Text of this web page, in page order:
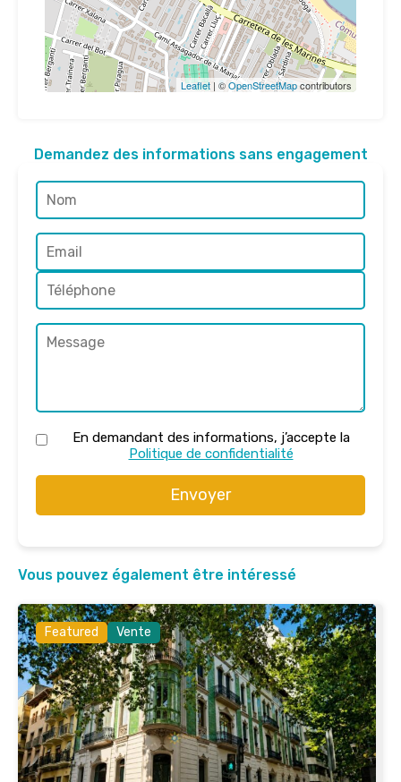
Leaflet | ©OpenStreetMapcontributors
Demandez des informations sans engagement
En demandant des informations, j’accepte la
Politique de confidentialité
Envoyer
Vous pouvez également être intéressé
Featured Vente